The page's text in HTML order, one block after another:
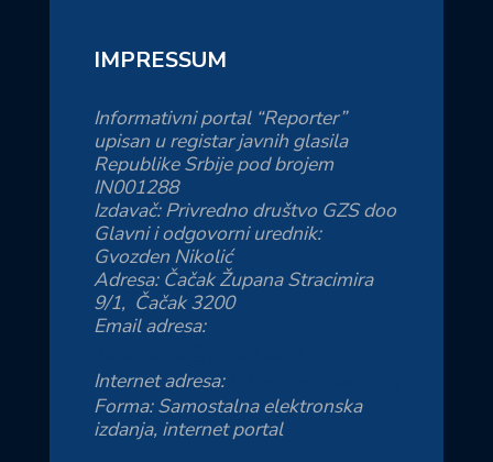
IMPRESSUM
Informativni portal “Reporter”
upisan u registar javnih glasila
Republike Srbije pod brojem
IN001288
Izdavač: Privredno društvo GZS doo
Glavni i odgovorni urednik:
Gvozden Nikolić
Adresa: Čačak Župana Stracimira
9/1, Čačak 3200
Email adresa:
Internet adresa:
Forma: Samostalna elektronska
izdanja, internet portal